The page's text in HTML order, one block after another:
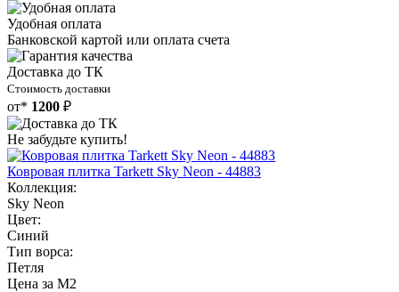
Удобная оплата
Банковской картой или оплата счета
Доставка до ТК
Стоимость доставки
от* 1200 ₽
Не забудьте купить!
Ковровая плитка Tarkett Sky Neon - 44883
Коллекция:
Sky Neon
Цвет:
Синий
Тип ворса:
Петля
Цена за М2